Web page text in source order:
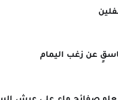
عن زغب اليمام